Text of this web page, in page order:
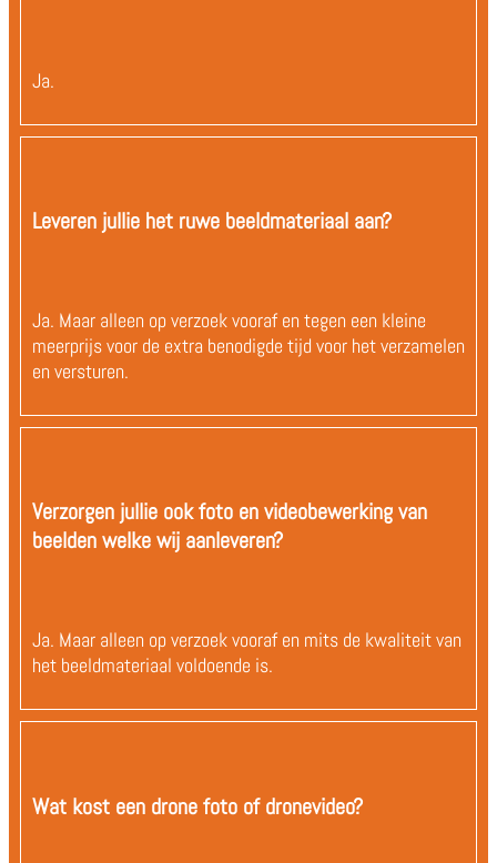
Ja.
Leveren jullie het ruwe beeldmateriaal aan?
Ja. Maar alleen op verzoek vooraf en tegen een kleine
meerprijs voor de extra benodigde tijd voor het verzamelen
en versturen.
Verzorgen jullie ook foto en videobewerking van
beelden welke wij aanleveren?
Ja. Maar alleen op verzoek vooraf en mits de kwaliteit van
het beeldmateriaal voldoende is.
Wat kost een drone foto of dronevideo?